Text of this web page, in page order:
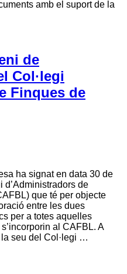
amb el suport de la
de
Col·legi
Finques de
ha signat en data 30 de
d’Administradors de
que té per objecte
entre les dues
per a totes aquelles
al CAFBL. A
la seu del Col·legi …